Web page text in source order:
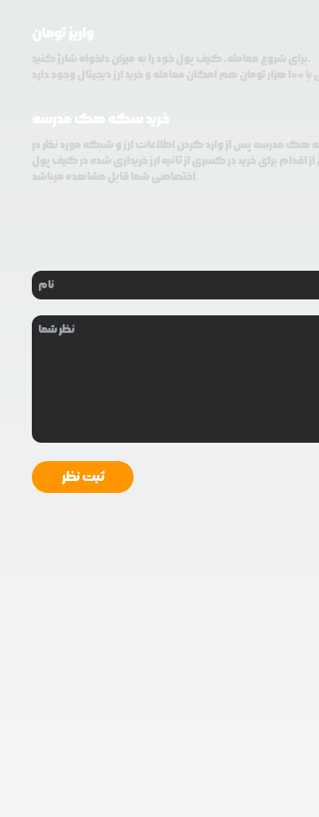
برای شروع معامله، کیف پول خود را به میزان دلخواه شارژ کنید.
هک مدرسه پس از وارد کردن اطلاعات ارز و شبکه مورد نظر در
اقدام برای خرید در کسری از ثانیه ارز خریداری شده در کیف پول
اختصاصی شما قابل مشاهده میباشد.
ثبت نظر